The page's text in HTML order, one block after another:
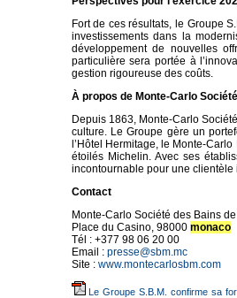
Fort de ces résultats, le Groupe
investissements dans la
développement de nouvelles
particulière sera portée à
gestion rigoureuse des coûts.
À propos de Monte-Carlo
Depuis 1863, Monte-Carlo
culture. Le Groupe gère un
l’Hôtel Hermitage, le Monte-
étoilés Michelin. Avec ses
incontournable pour une
Contact
Monte-Carlo Société des Bains
Place du Casino, 98000 monaco
Tél : +377 98 06 20 00
Email : presse@sbm.mc
Site : www.montecarlosbm.com
Le Groupe S.B.M. confirme sa